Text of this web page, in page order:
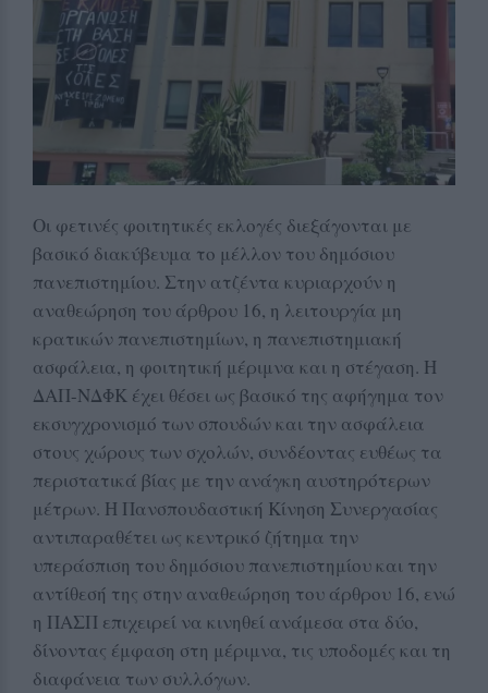
Οι φετινές φοιτητικές εκλογές διεξάγονται με
βασικό διακύβευμα το μέλλον του δημόσιου
πανεπιστημίου. Στην ατζέντα κυριαρχούν η
αναθεώρηση του άρθρου 16, η λειτουργία μη
κρατικών πανεπιστημίων, η πανεπιστημιακή
ασφάλεια, η φοιτητική μέριμνα και η στέγαση. Η
ΔΑΠ-ΝΔΦΚ έχει θέσει ως βασικό της αφήγημα τον
εκσυγχρονισμό των σπουδών και την ασφάλεια
στους χώρους των σχολών, συνδέοντας ευθέως τα
περιστατικά βίας με την ανάγκη αυστηρότερων
μέτρων. Η Πανσπουδαστική Κίνηση Συνεργασίας
αντιπαραθέτει ως κεντρικό ζήτημα την
υπεράσπιση του δημόσιου πανεπιστημίου και την
αντίθεσή της στην αναθεώρηση του άρθρου 16, ενώ
η ΠΑΣΠ επιχειρεί να κινηθεί ανάμεσα στα δύο,
δίνοντας έμφαση στη μέριμνα, τις υποδομές και τη
διαφάνεια των συλλόγων.